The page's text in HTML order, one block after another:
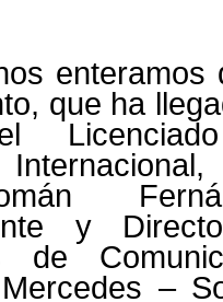
enteramos
que ha
y
de
–